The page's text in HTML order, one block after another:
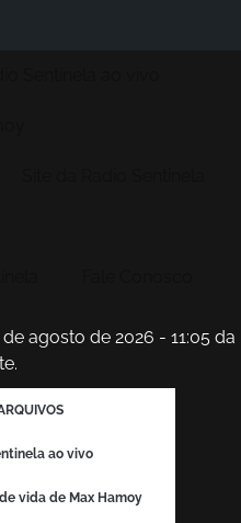
agosto de 2026 - 11:05 da
ao vivo
vida de Max Hamoy